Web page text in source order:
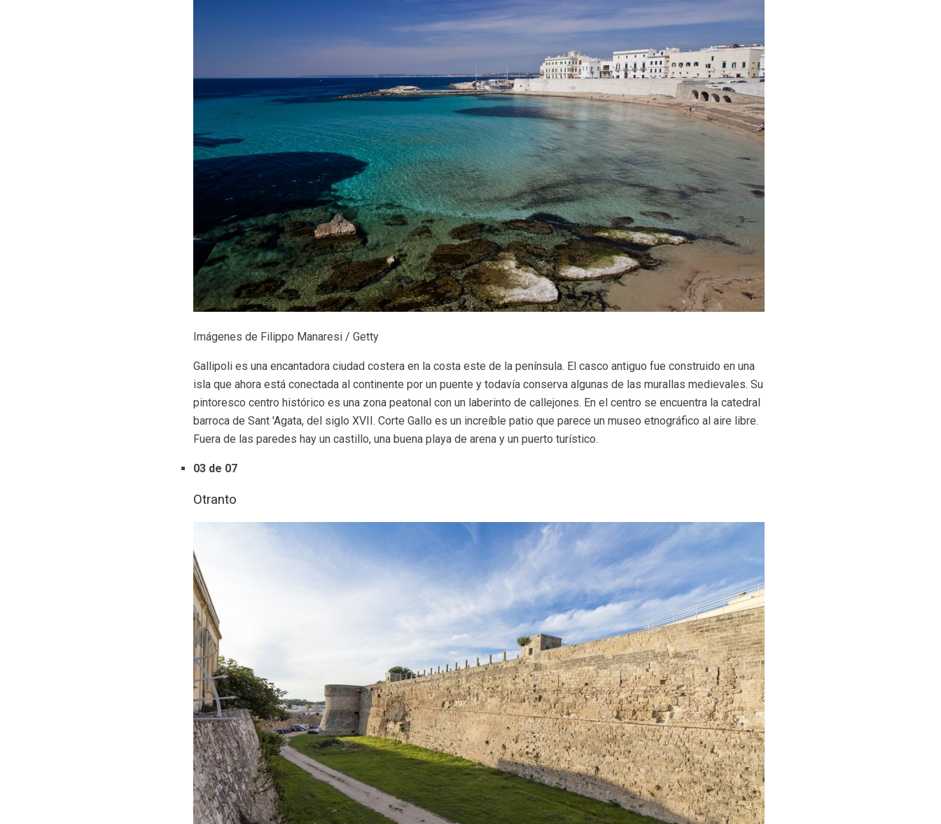
Imágenes de Filippo Manaresi / Getty
Gallipoli es una encantadora ciudad costera en la costa este de la península. El casco antiguo fue construido en una
isla que ahora está conectada al continente por un puente y todavía conserva algunas de las murallas medievales. Su
pintoresco centro histórico es una zona peatonal con un laberinto de callejones. En el centro se encuentra la catedral
barroca de Sant 'Agata, del siglo XVII. Corte Gallo es un increíble patio que parece un museo etnográfico al aire libre.
Fuera de las paredes hay un castillo, una buena playa de arena y un puerto turístico.
03 de 07
Otranto